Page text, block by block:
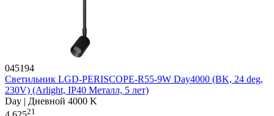
045194
Светильник LGD-PERISCOPE-R55-9W Day4000 (BK, 24 deg,
230V) (Arlight, IP40 Металл, 5 лет)
Day | Дневной 4000 K
21